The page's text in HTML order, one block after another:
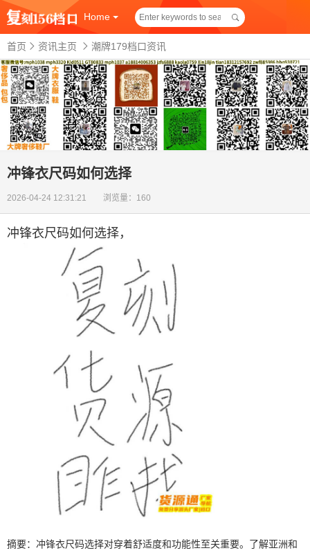
Home
首页 资讯主页 潮牌179档口资讯
冲锋衣尺码如何选择
2026-04-24 12:31:21 浏览量：160
冲锋衣尺码如何选择，
摘要：冲锋衣尺码选择对穿着舒适度和功能性至关重要。了解亚洲和